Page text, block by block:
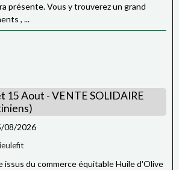
présente. Vous y trouverez un grand
, ...
15 Aout - VENTE SOLIDAIRE
08/2026
issus du commerce équitable Huile d'Olive